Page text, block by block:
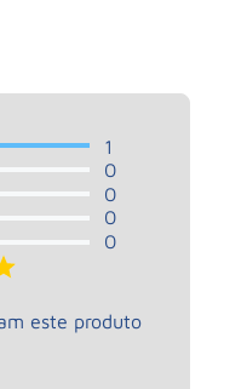
1
0
0
0
0
este produto